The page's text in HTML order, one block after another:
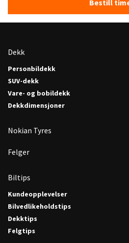
Bestill
Dekk
Personbildekk
SUV-dekk
Vare- og bobildekk
Dekkdimensjoner
Nokian Tyres
Felger
Biltips
Kundeopplevelser
Bilvedlikeholdstips
Dekktips
Felgtips